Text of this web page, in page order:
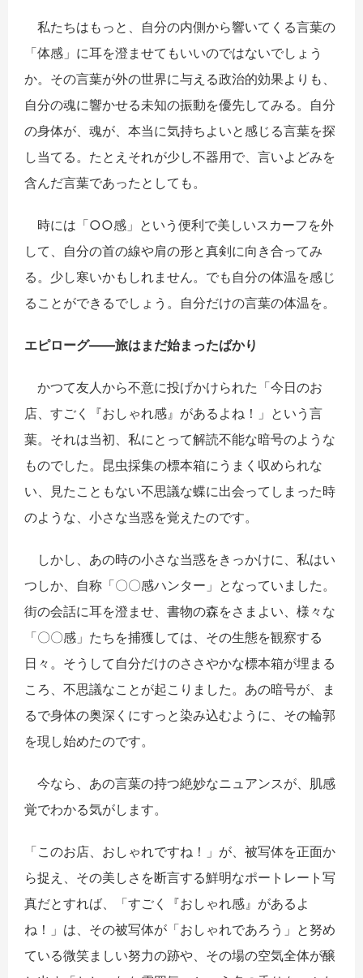
私たちはもっと、自分の内側から響いてくる言葉の
「体感」に耳を澄ませてもいいのではないでしょう
か。その言葉が外の世界に与える政治的効果よりも、
自分の魂に響かせる未知の振動を優先してみる。自分
の身体が、魂が、本当に気持ちよいと感じる言葉を探
し当てる。たとえそれが少し不器用で、言いよどみを
含んだ言葉であったとしても。
時には「○○感」という便利で美しいスカーフを外
して、自分の首の線や肩の形と真剣に向き合ってみ
る。少し寒いかもしれません。でも自分の体温を感じ
ることができるでしょう。自分だけの言葉の体温を。
エピローグ――旅はまだ始まったばかり
かつて友人から不意に投げかけられた「今日のお
店、すごく『おしゃれ感』があるよね！」という言
葉。それは当初、私にとって解読不能な暗号のような
ものでした。昆虫採集の標本箱にうまく収められな
い、見たこともない不思議な蝶に出会ってしまった時
のような、小さな当惑を覚えたのです。
しかし、あの時の小さな当惑をきっかけに、私はい
つしか、自称「〇〇感ハンター」となっていました。
街の会話に耳を澄ませ、書物の森をさまよい、様々な
「〇〇感」たちを捕獲しては、その生態を観察する
日々。そうして自分だけのささやかな標本箱が埋まる
ころ、不思議なことが起こりました。あの暗号が、ま
るで身体の奥深くにすっと染み込むように、その輪郭
を現し始めたのです。
今なら、あの言葉の持つ絶妙なニュアンスが、肌感
覚でわかる気がします。
「このお店、おしゃれですね！」が、被写体を正面か
ら捉え、その美しさを断言する鮮明なポートレート写
真だとすれば、「すごく『おしゃれ感』があるよ
ね！」は、その被写体が「おしゃれであろう」と努め
ている微笑ましい努力の跡や、その場の空気全体が醸